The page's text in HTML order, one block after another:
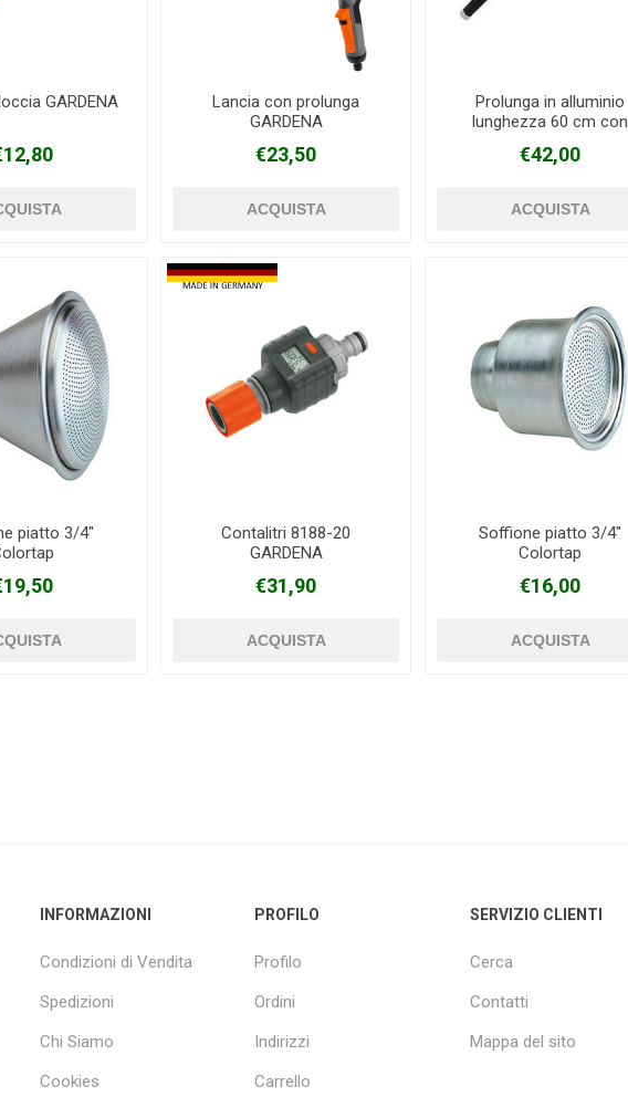
GARDENA
Lancia con prolunga
GARDENA
€23,50
Prolunga in alluminio
lunghezza 60 cm con
€42,00
piatto 3/4"
Contalitri 8188-20
GARDENA
€31,90
Soffione piatto 3/4"
Colortap
€16,00
INFORMAZIONI
Condizioni di Vendita
Spedizioni
Chi Siamo
Cookies
PROFILO
Profilo
Ordini
Indirizzi
Carrello
SERVIZIO CLIENTI
Cerca
Contatti
Mappa del sito